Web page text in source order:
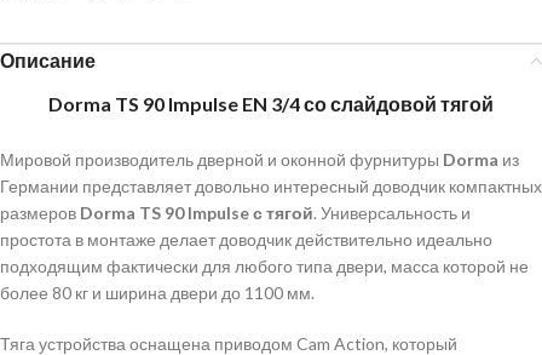
Описание
Dorma TS 90 Impulse EN 3/4 со слайдовой тягой
Мировой производитель дверной и оконной фурнитуры Dorma из
Германии представляет довольно интересный доводчик компактных
размеров Dorma TS 90 Impulse с тягой. Универсальность и
простота в монтаже делает доводчик действительно идеально
подходящим фактически для любого типа двери, масса которой не
более 80 кг и ширина двери до 1100 мм.
Тяга устройства оснащена приводом Cam Action, который